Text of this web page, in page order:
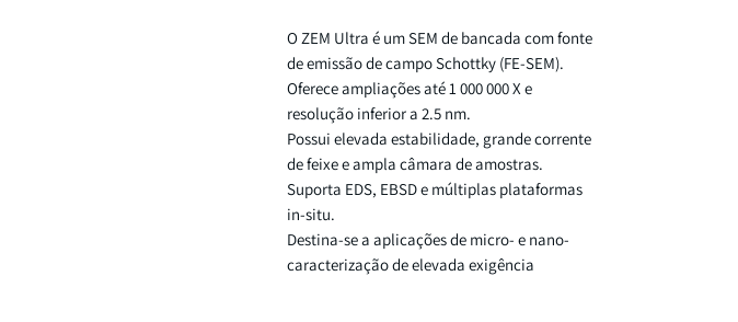
O ZEM Ultra é um SEM de bancada com fonte
de emissão de campo Schottky (FE-SEM).
Oferece ampliações até 1 000 000 X e
resolução inferior a 2.5 nm.
Possui elevada estabilidade, grande corrente
de feixe e ampla câmara de amostras.
Suporta EDS, EBSD e múltiplas plataformas
in-situ.
Destina-se a aplicações de micro- e nano-
caracterização de elevada exigência